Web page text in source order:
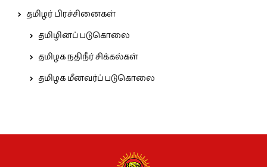
தமிழர் பிரச்சினைகள்
தமிழினப் படுகொலை
தமிழக நதிநீர் சிக்கல்கள்
தமிழக மீனவர்ப் படுகொலை